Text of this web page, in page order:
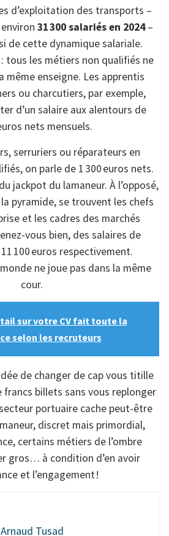
d’exploitation des transports –
31 300 salariés en 2024–
de cette dynamique salariale.
les métiers non qualifiés ne
même enseigne. Les apprentis
ou charcutiers, par exemple,
d’un salaire aux alentours de
nets mensuels.
serruriers ou réparateurs en
on parle de 1 300 euros nets.
jackpot du lamaneur. À l’opposé,
pyramide, se trouvent les chefs
et les cadres des marchés
vous bien, des salaires de
100 euros respectivement.
ne joue pas dans la même
cour.
sur votre CV fait toute la
selon les recruteurs
de changer de cap vous titille
francs billets sans vous replonger
portuaire cache peut-être
discret mais primordial,
certains métiers de l’ombre
gros… à condition d’en avoir
et l’engagement !
Arnaud Tusad